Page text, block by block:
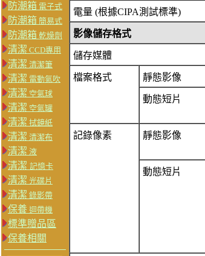
防潮箱 電子式
防潮箱 簡易式
防潮箱 乾燥劑
清潔 CCD專用
清潔 清潔筆
清潔 電動氣吹
清潔 空氣球
清潔 空氣罐
清潔 拭鏡紙
清潔 清潔布
清潔 液
清潔 記憶卡
清潔 光碟片
清潔 錄影帶
保養 迴帶機
標準贈品區
保養相關
電量 (根據CIPA測試標準)
影像儲存格式
儲存媒體
檔案格式 靜態影像
動態短片
記錄像素 靜態影像
動態短片